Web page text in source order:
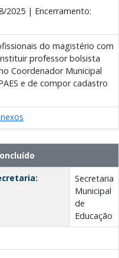
2025 | Encerramento:
do magistério com
professor bolsista
Coordenador Municipal
e de compor cadastro
Secretaria
Municipal
de
Educação